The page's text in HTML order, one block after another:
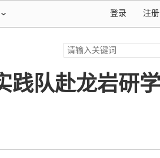
注册
登录
践队赴龙岩研